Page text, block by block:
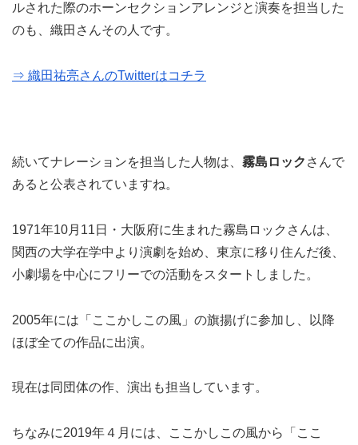
ルされた際のホーンセクションアレンジと演奏を担当した
のも、織田さんその人です。
⇒ 織田祐亮さんのTwitterはコチラ
続いてナレーションを担当した人物は、 霧島ロック さんで
あると公表されていますね。
1971年10月11日・大阪府に生まれた霧島ロックさんは、
関西の大学在学中より演劇を始め、東京に移り住んだ後、
小劇場を中心にフリーでの活動をスタートしました。
2005年には「ここかしこの風」の旗揚げに参加し、以降
ほぼ全ての作品に出演。
現在は同団体の作、演出も担当しています。
ちなみに2019年４月には、ここかしこの風から「ここ